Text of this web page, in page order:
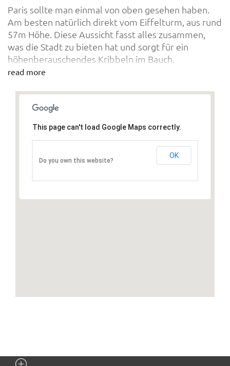
Paris sollte man einmal von oben gesehen haben.
Am besten natürlich direkt vom Eiffelturm, aus rund
57m Höhe. Diese Aussicht fasst alles zusammen,
was die Stadt zu bieten hat und sorgt für ein
höhenberauschendes Kribbeln im Bauch.
read more
This page can't load Google Maps correctly.
Do you own this website?
OK